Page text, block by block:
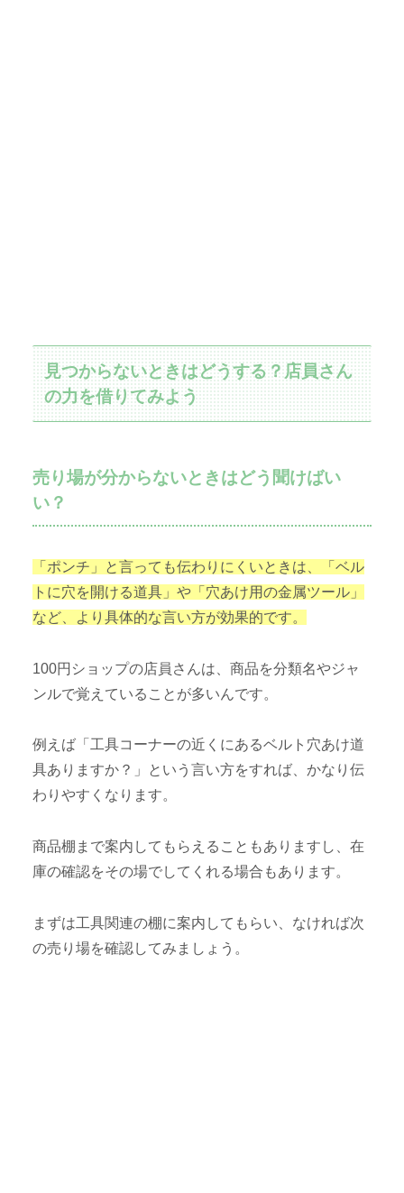
見つからないときはどうする？店員さん
の力を借りてみよう
売り場が分からないときはどう聞けばい
い？
「ポンチ」と言っても伝わりにくいときは、「ベル
トに穴を開ける道具」や「穴あけ用の金属ツール」
など、より具体的な言い方が効果的です。
100円ショップの店員さんは、商品を分類名やジャ
ンルで覚えていることが多いんです。
例えば「工具コーナーの近くにあるベルト穴あけ道
具ありますか？」という言い方をすれば、かなり伝
わりやすくなります。
商品棚まで案内してもらえることもありますし、在
庫の確認をその場でしてくれる場合もあります。
まずは工具関連の棚に案内してもらい、なければ次
の売り場を確認してみましょう。